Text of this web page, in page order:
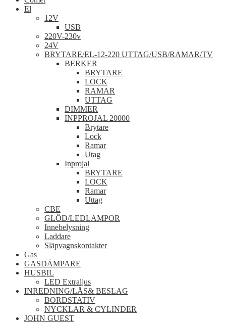
El
12V
USB
220V-230v
24V
BRYTARE/EL-12-220 UTTAG/USB/RAMAR/TV
BERKER
BRYTARE
LOCK
RAMAR
UTTAG
DIMMER
INPPROJAL 20000
Brytare
Lock
Ramar
Utag
Inprojal
BRYTARE
LOCK
Ramar
Uttag
CBE
GLÖD/LEDLAMPOR
Innebelysning
Laddare
Släpvagnskontakter
Gas
GASDÄMPARE
HUSBIL
LED Extraljus
INREDNING/LÅS& BESLAG
BORDSTATIV
NYCKLAR & CYLINDER
JOHN GUEST